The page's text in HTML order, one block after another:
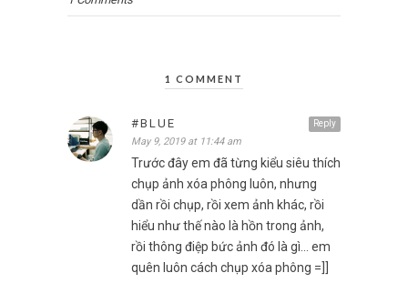
1 COMMENT
Reply
#BLUE
May 9, 2019 at 11:44 am
Trước đây em đã từng kiểu siêu thích
chụp ảnh xóa phông luôn, nhưng
dần rồi chụp, rồi xem ảnh khác, rồi
hiểu như thế nào là hồn trong ảnh,
rồi thông điệp bức ảnh đó là gì… em
quên luôn cách chụp xóa phông =]]